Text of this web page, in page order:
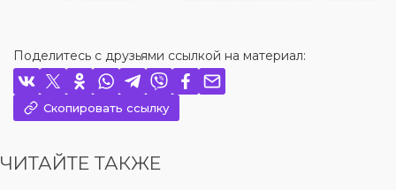
Поделитесь с друзьями ссылкой на материал:
Скопировать ссылку
ЧИТАЙТЕ ТАКЖЕ